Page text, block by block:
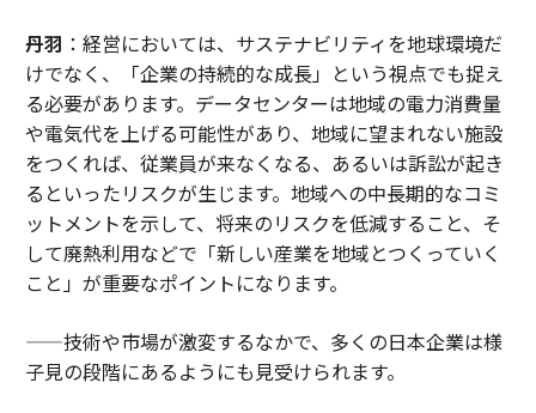
丹羽 ：経営においては、サステナビリティを地球環境だ
けでなく、「企業の持続的な成長」という視点でも捉え
る必要があります。データセンターは地域の電力消費量
や電気代を上げる可能性があり、地域に望まれない施設
をつくれば、従業員が来なくなる、あるいは訴訟が起き
るといったリスクが生じます。地域への中長期的なコミ
ットメントを示して、将来のリスクを低減すること、そ
して廃熱利用などで「新しい産業を地域とつくっていく
こと」が重要なポイントになります。
——技術や市場が激変するなかで、多くの日本企業は様
子見の段階にあるようにも見受けられます。